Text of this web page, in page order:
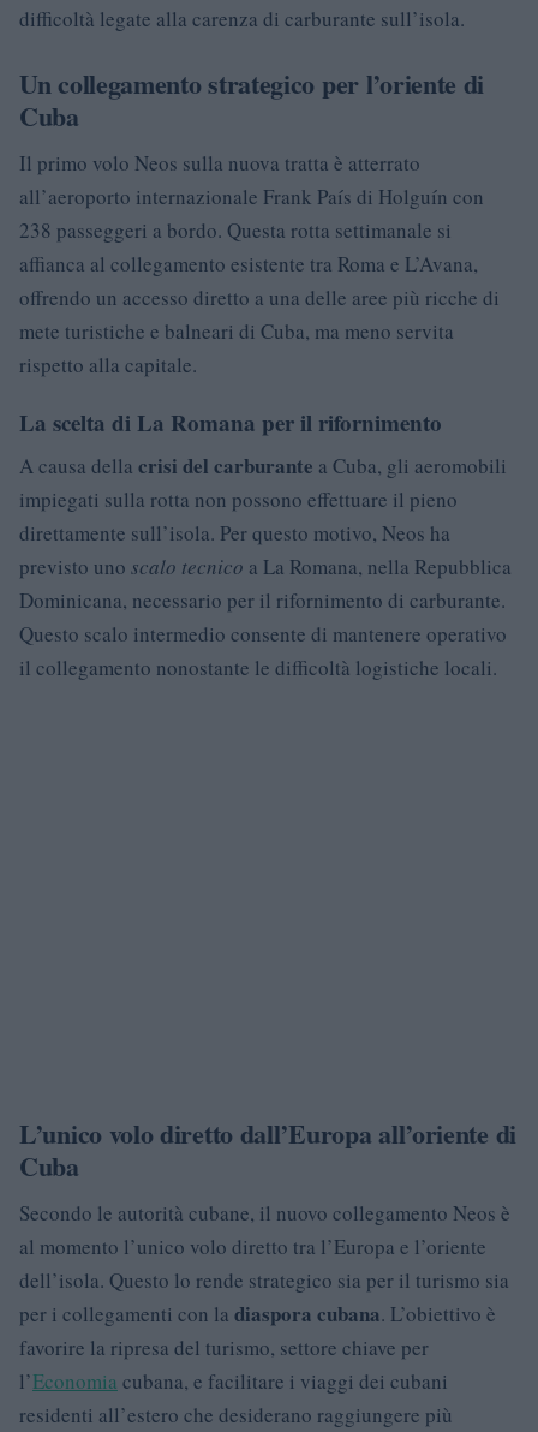
difficoltà legate alla carenza di carburante sull’isola.
Un collegamento strategico per l’oriente di
Cuba
Il primo volo Neos sulla nuova tratta è atterrato
all’aeroporto internazionale Frank País di Holguín con
238 passeggeri a bordo. Questa rotta settimanale si
affianca al collegamento esistente tra Roma e L’Avana,
offrendo un accesso diretto a una delle aree più ricche di
mete turistiche e balneari di Cuba, ma meno servita
rispetto alla capitale.
La scelta di La Romana per il rifornimento
A causa della crisi del carburante a Cuba, gli aeromobili
impiegati sulla rotta non possono effettuare il pieno
direttamente sull’isola. Per questo motivo, Neos ha
previsto uno scalo tecnico a La Romana, nella Repubblica
Dominicana, necessario per il rifornimento di carburante.
Questo scalo intermedio consente di mantenere operativo
il collegamento nonostante le difficoltà logistiche locali.
L’unico volo diretto dall’Europa all’oriente di
Cuba
Secondo le autorità cubane, il nuovo collegamento Neos è
al momento l’unico volo diretto tra l’Europa e l’oriente
dell’isola. Questo lo rende strategico sia per il turismo sia
per i collegamenti con la diaspora cubana. L’obiettivo è
favorire la ripresa del turismo, settore chiave per
l’Economia cubana, e facilitare i viaggi dei cubani
residenti all’estero che desiderano raggiungere più